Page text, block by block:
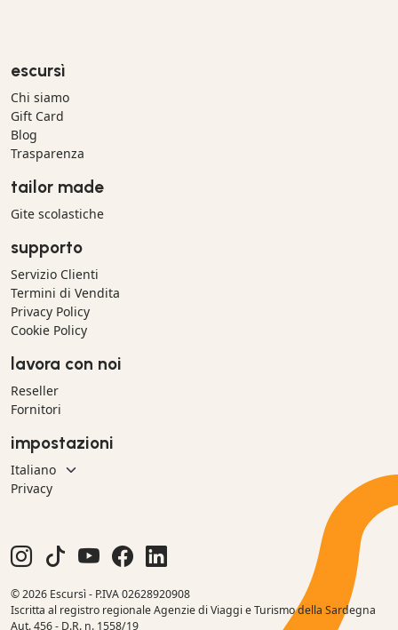
escursì
Chi siamo
Gift Card
Blog
Trasparenza
tailor made
Gite scolastiche
supporto
Servizio Clienti
Termini di Vendita
Privacy Policy
Cookie Policy
lavora con noi
Reseller
Fornitori
impostazioni
Privacy
© 2026 Escursì - P.IVA 02628920908
Iscritta al registro regionale Agenzie di Viaggi e Turismo della Sardegna
Aut. 456 - D.R. n. 1558/19